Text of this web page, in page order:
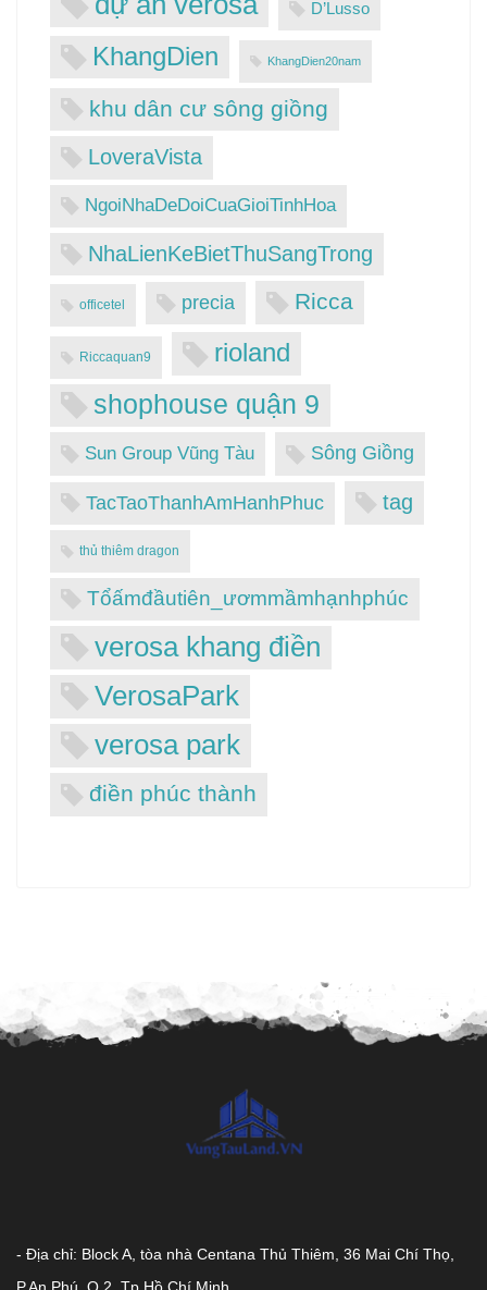
D’Lusso
KhangDien KhangDien20nam
khu dân cư sông giồng
LoveraVista
NgoiNhaDeDoiCuaGioiTinhHoa
NhaLienKeBietThuSangTrong
officetel precia Ricca
Riccaquan9
rioland
shophouse quận 9
Sun Group Vũng Tàu Sông Giồng
TacTaoThanhAmHanhPhuc tag
thủ thiêm dragon
Tổấmđầutiên_ươmmầmhạnhphúc
verosa khang điền
VerosaPark
verosa park
điền phúc thành
- Địa chỉ: Block A, tòa nhà Centana Thủ Thiêm, 36 Mai Chí Thọ,
P.An Phú, Q.2, Tp.Hồ Chí Minh.